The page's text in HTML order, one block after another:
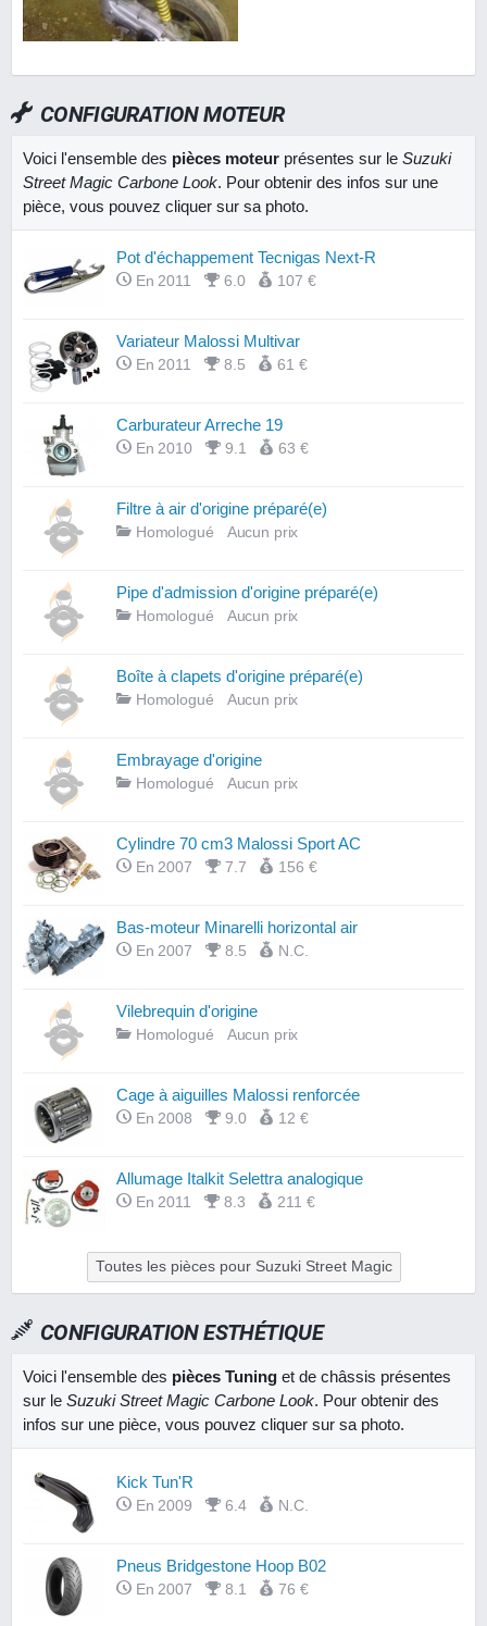
CONFIGURATION MOTEUR
Voici l'ensemble des pièces moteur présentes sur le Suzuki
Street Magic Carbone Look. Pour obtenir des infos sur une
pièce, vous pouvez cliquer sur sa photo.
Pot d'échappement Tecnigas Next-R
En 2011 6.0 107 €
Variateur Malossi Multivar
En 2011 8.5 61 €
Carburateur Arreche 19
En 2010 9.1 63 €
Filtre à air d'origine préparé(e)
Homologué Aucun prix
Pipe d'admission d'origine préparé(e)
Homologué Aucun prix
Boîte à clapets d'origine préparé(e)
Homologué Aucun prix
Embrayage d'origine
Homologué Aucun prix
Cylindre 70 cm3 Malossi Sport AC
En 2007 7.7 156 €
Bas-moteur Minarelli horizontal air
En 2007 8.5 N.C.
Vilebrequin d'origine
Homologué Aucun prix
Cage à aiguilles Malossi renforcée
En 2008 9.0 12 €
Allumage Italkit Selettra analogique
En 2011 8.3 211 €
Toutes les pièces pour Suzuki Street Magic
CONFIGURATION ESTHÉTIQUE
Voici l'ensemble des pièces Tuning et de châssis présentes
sur le Suzuki Street Magic Carbone Look. Pour obtenir des
infos sur une pièce, vous pouvez cliquer sur sa photo.
Kick Tun'R
En 2009 6.4 N.C.
Pneus Bridgestone Hoop B02
En 2007 8.1 76 €